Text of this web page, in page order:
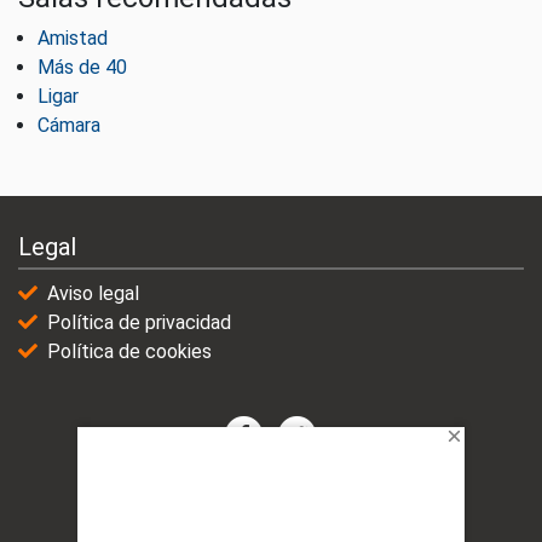
Amistad
Más de 40
Ligar
Cámara
Legal
Aviso legal
Política de privacidad
Política de cookies